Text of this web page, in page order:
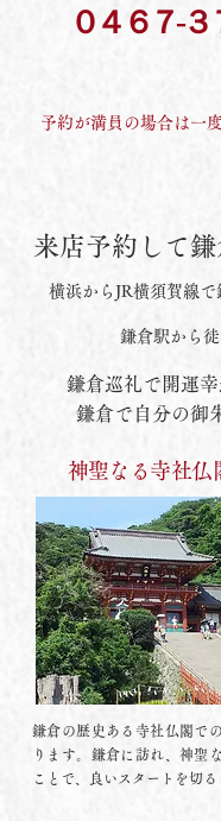
​０４６７-３
予約が満員の場合は一
来店予約して
横浜からJR横須賀線で
鎌倉駅から
鎌倉巡礼で開運幸
鎌倉で自分の御
神聖なる寺社仏
鎌倉の歴史ある寺社仏閣で
ります。鎌倉に訪れ、神聖
ことで、良いスタートを切る